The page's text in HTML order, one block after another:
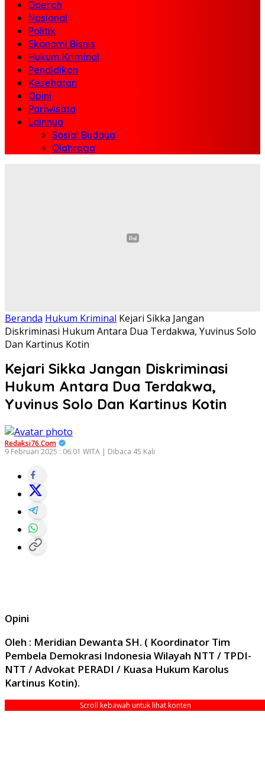
Daerah
Nasional
Politik
Ekonomi Bisnis
Hukum Kriminal
Pendidikan
Kesehatan
Opini
Pariwisata
Lainnya
Sosial Budaya
Olahraga
Beranda Hukum Kriminal Kejari Sikka Jangan
Diskriminasi Hukum Antara Dua Terdakwa, Yuvinus Solo
Dan Kartinus Kotin
Kejari Sikka Jangan Diskriminasi
Hukum Antara Dua Terdakwa,
Yuvinus Solo Dan Kartinus Kotin
Redaksi76.com
9 Februari 2025 : 06:01 WITA | Dibaca 45 Kali
Opini
Oleh : Meridian Dewanta SH. ( Koordinator Tim
Pembela Demokrasi Indonesia Wilayah NTT / TPDI-
NTT / Advokat PERADI / Kuasa Hukum Karolus
Kartinus Kotin).
Scroll kebawah untuk lihat konten